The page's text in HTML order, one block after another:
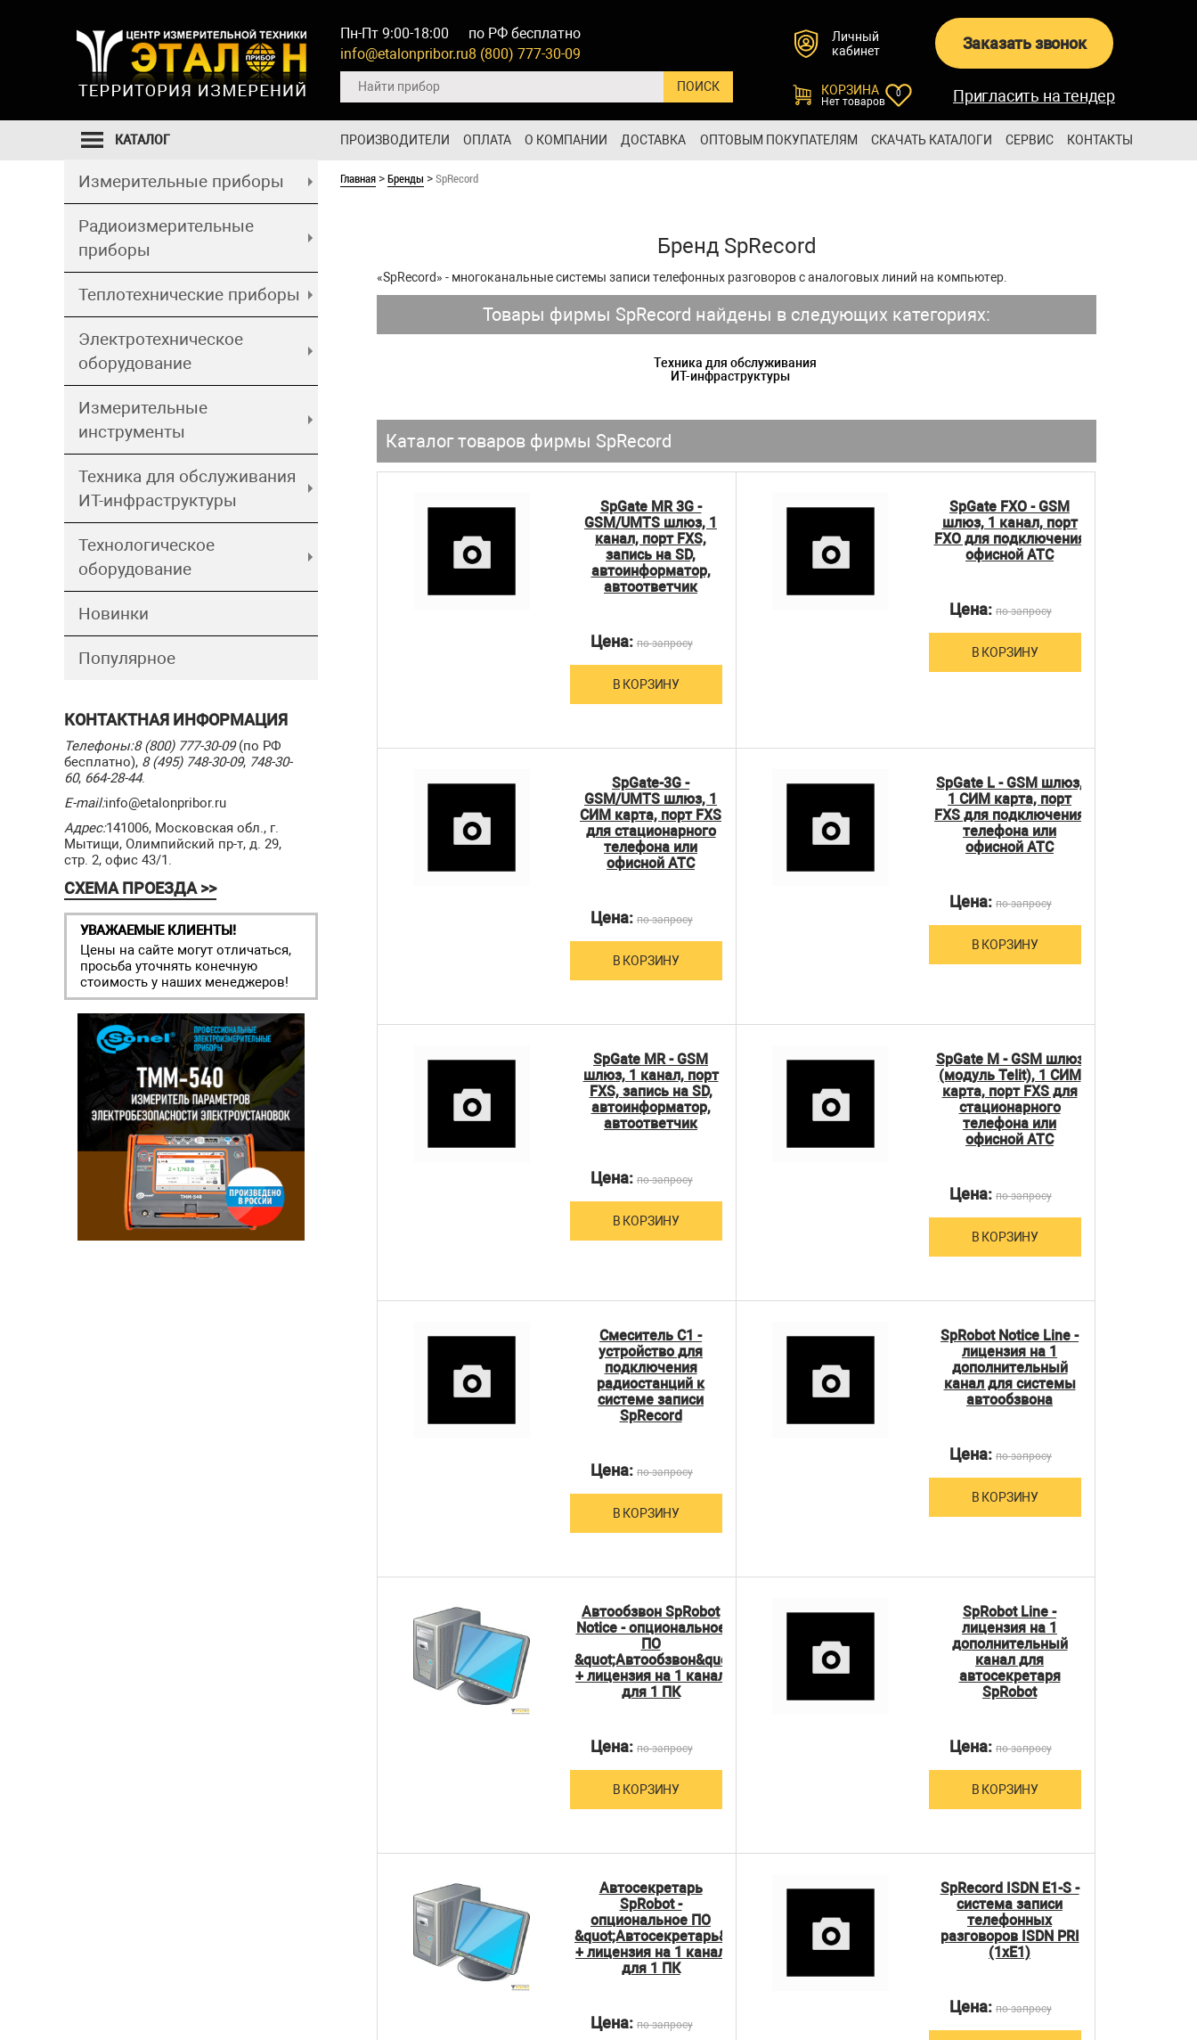
Пн-Пт 9:00-18:00
info@etalonpribor.ru
по РФ бесплатно
8 (800) 777-30-09
Личный
кабинет
Заказать звонок
КОРЗИНА
Нет товаров
0 Пригласить на тендер
ПРОИЗВОДИТЕЛИ ОПЛАТА О КОМПАНИИ ДОСТАВКА ОПТОВЫМ ПОКУПАТЕЛЯМ СКАЧАТЬ КАТАЛОГИ СЕРВИС КОНТАКТЫ
КАТАЛОГ
Измерительные приборы
Радиоизмерительные
приборы
Теплотехнические приборы
Электротехническое
оборудование
Измерительные
инструменты
Техника для обслуживания
ИТ-инфраструктуры
Технологическое
оборудование
Новинки
Популярное
КОНТАКТНАЯ ИНФОРМАЦИЯ
Телефоны:8 (800) 777-30-09(по РФ
бесплатно), 8 (495) 748-30-09, 748-30-
60, 664-28-44.
E-mail:info@etalonpribor.ru
Адрес:141006, Московская обл., г.
Мытищи, Олимпийский пр-т, д. 29,
стр. 2, офис 43/1.
СХЕМА ПРОЕЗДА >>
УВАЖАЕМЫЕ КЛИЕНТЫ!
Цены на сайте могут отличаться,
просьба уточнять конечную
стоимость у наших менеджеров!
Главная >Бренды >SpRecord
Бренд SpRecord
«SpRecord» - многоканальные системы записи телефонных разговоров с аналоговых линий на компьютер.
Товары фирмы SpRecord найдены в следующих категориях:
Техника для обслуживания
ИТ-инфраструктуры
Каталог товаров фирмы SpRecord
SpGate MR 3G -
GSM/UMTS шлюз, 1
канал, порт FXS,
запись на SD,
автоинформатор,
автоответчик
Цена: по запросу
В КОРЗИНУ
SpGate FXO - GSM
шлюз, 1 канал, порт
FXO для подключения
офисной АТС
Цена: по запросу
В КОРЗИНУ
SpGate-3G -
GSM/UMTS шлюз, 1
СИМ карта, порт FXS
для стационарного
телефона или
офисной АТС
Цена: по запросу
В КОРЗИНУ
SpGate L - GSM шлюз,
1 СИМ карта, порт
FXS для подключения
телефона или
офисной АТС
Цена: по запросу
В КОРЗИНУ
SpGate MR - GSM
шлюз, 1 канал, порт
FXS, запись на SD,
автоинформатор,
автоответчик
Цена: по запросу
В КОРЗИНУ
SpGate M - GSM шлюз
(модуль Telit), 1 СИМ
карта, порт FXS для
стационарного
телефона или
офисной АТС
Цена: по запросу
В КОРЗИНУ
Смеситель С1 -
устройство для
подключения
радиостанций к
системе записи
SpRecord
Цена: по запросу
В КОРЗИНУ
SpRobot Notice Line -
лицензия на 1
дополнительный
канал для системы
автообзвона
Цена: по запросу
В КОРЗИНУ
Автообзвон SpRobot
Notice - опциональное
ПО
&quot;Автообзвон&quot;
+ лицензия на 1 канал
для 1 ПК
Цена: по запросу
В КОРЗИНУ
SpRobot Line -
лицензия на 1
дополнительный
канал для
автосекретаря
SpRobot
Цена: по запросу
В КОРЗИНУ
Автосекретарь
SpRobot -
опциональное ПО
&quot;Автосекретарь&quot;
+ лицензия на 1 канал
для 1 ПК
Цена: по запросу
SpRecord ISDN E1-S -
система записи
телефонных
разговоров ISDN PRI
(1xE1)
Цена: по запросу